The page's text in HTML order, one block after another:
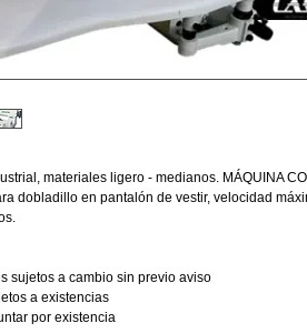
materiales ligero - medianos. MÁQUINA
dobladillo en pantalón de vestir, velocidad
sujetos a cambio sin previo aviso
a existencias
por existencia